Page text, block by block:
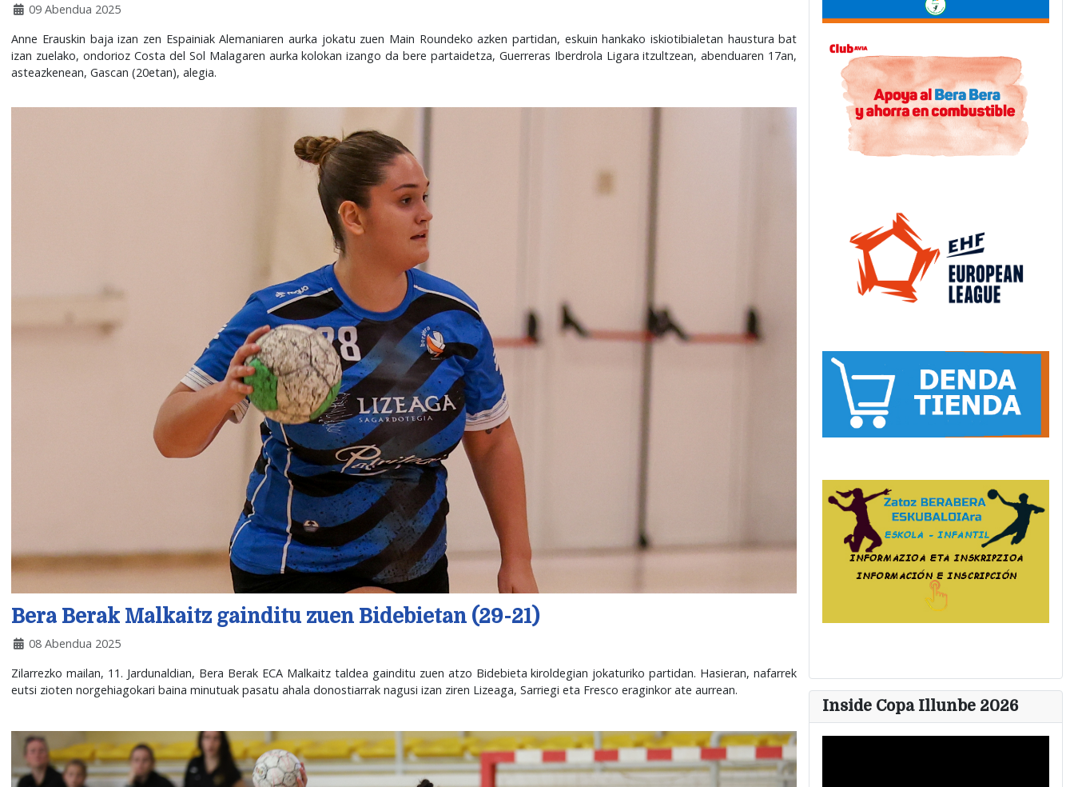
09 Abendua 2025
Anne Erauskin baja izan zen Espainiak Alemaniaren aurka jokatu zuen Main Roundeko azken partidan, eskuin hankako iskiotibialetan haustura bat
izan zuelako, ondorioz Costa del Sol Malagaren aurka kolokan izango da bere partaidetza, Guerreras Iberdrola Ligara itzultzean, abenduaren 17an,
asteazkenean, Gascan (20etan), alegia.
Bera Berak Malkaitz gainditu zuen Bidebietan (29-21)
08 Abendua 2025
Zilarrezko mailan, 11. Jardunaldian, Bera Berak ECA Malkaitz taldea gainditu zuen atzo Bidebieta kiroldegian jokaturiko partidan. Hasieran, nafarrek
eutsi zioten norgehiagokari baina minutuak pasatu ahala donostiarrak nagusi izan ziren Lizeaga, Sarriegi eta Fresco eraginkor ate aurrean.
Inside Copa Illunbe 2026